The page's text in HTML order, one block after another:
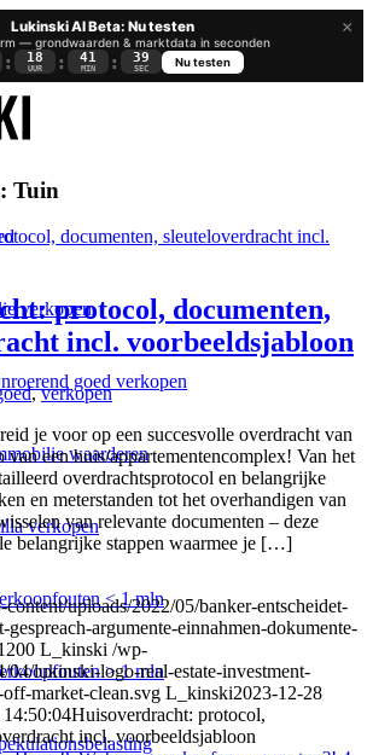
×
Lukinski AI Beta: Nu testen
— grondwaarden & marktdata in seconden
: 18
UUR : 41
MIN : 39
SEC
Nu testen
verkopen
goed verkopen
waarderen
verkopen
< 1 mln
> 1 mln
Tuin
protocol, documenten,
incl. voorbeeldsjabloon
,verkopen
je voor op een succesvolle overdracht van
van een huis/appartementencomplex! Van het
overdrachtsprotocol en belangrijke
en meterstanden tot het overhandigen van
van relevante documenten – deze
belangrijke stappen waarmee je […]
uploads/2022/05/banker-entscheidet-
argumente-einnahmen-dokumente-
L_kinski /wp-
04/lukinski-logo-real-estate-investment-
market-clean.svg L_kinski2023-12-28
Huisoverdracht: protocol,
incl. voorbeeldsjabloon